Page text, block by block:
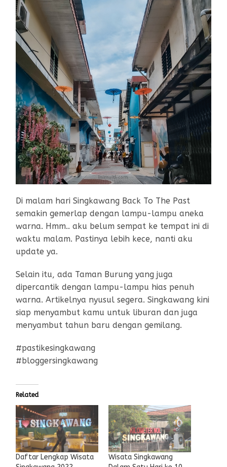
Di malam hari Singkawang Back To The Past
semakin gemerlap dengan lampu-lampu aneka
warna. Hmm.. aku belum sempat ke tempat ini di
waktu malam. Pastinya lebih kece, nanti aku
update ya.
Selain itu, ada Taman Burung yang juga
dipercantik dengan lampu-lampu hias penuh
warna. Artikelnya nyusul segera. Singkawang kini
siap menyambut kamu untuk liburan dan juga
menyambut tahun baru dengan gemilang.
#pastikesingkawang
#bloggersingkawang
Related
Daftar Lengkap Wisata
Wisata Singkawang